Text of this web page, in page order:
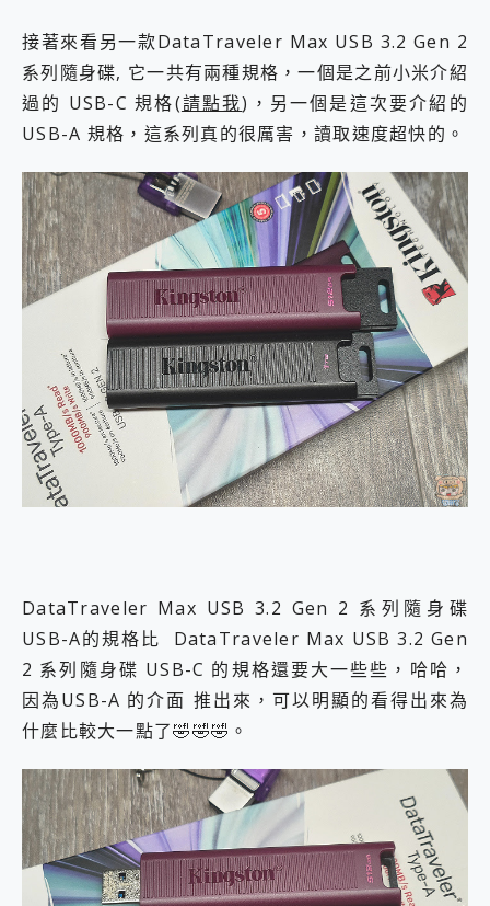
接著來看另一款DataTraveler Max USB 3.2 Gen 2
系列隨身碟, 它一共有兩種規格，一個是之前小米介紹
過的 USB-C 規格(請點我)，另一個是這次要介紹的
USB-A 規格，這系列真的很厲害，讀取速度超快的。
DataTraveler Max USB 3.2 Gen 2 系列隨身碟
USB-A的規格比 DataTraveler Max USB 3.2 Gen
2 系列隨身碟 USB-C 的規格還要大一些些，哈哈，
因為USB-A 的介面 推出來，可以明顯的看得出來為
什麼比較大一點了🤣🤣🤣。